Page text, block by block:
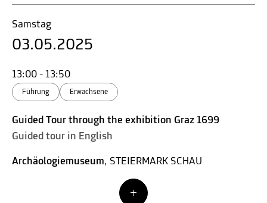
Samstag
03.05.2025
13:00 - 13:50
Führung Erwachsene
Guided Tour through the exhibition Graz 1699
Guided tour in English
Archäologiemuseum, STEIERMARK SCHAU